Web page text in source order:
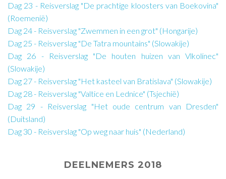
Dag 23 - Reisverslag "De prachtige kloosters van Boekovina"
(Roemenië)
Dag 24 - Reisverslag "Zwemmen in een grot" (Hongarije)
Dag 25 - Reisverslag "De Tatra mountains" (Slowakije)
Dag 26 - Reisverslag "De houten huizen van Vlkolínec"
(Slowakije)
Dag 27 - Reisverslag "Het kasteel van Bratislava" (Slowakije)
Dag 28 - Reisverslag "Valtice en Lednice" (Tsjechië)
Dag 29 - Reisverslag "Het oude centrum van Dresden"
(Duitsland)
Dag 30 - Reisverslag "Op weg naar huis" (Nederland)
DEELNEMERS 2018